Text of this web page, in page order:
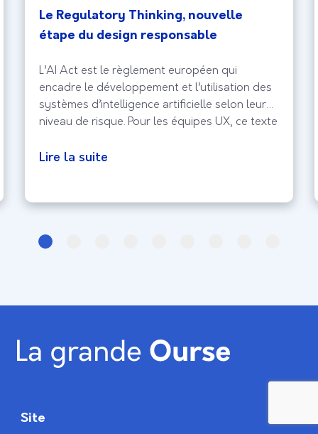
Le Regulatory Thinking, nouvelle
étape du design responsable
L’AI Act est le règlement européen qui
encadre le développement et l’utilisation des
systèmes d’intelligence artificielle selon leur
niveau de risque. Pour les équipes UX, ce texte
plus être ajoutée à la fin du projet.
être pensés dès
Lire la suite
Site